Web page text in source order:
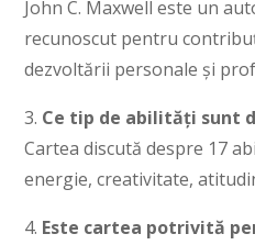
John C. Maxwell este un
recunoscut pentru
dezvoltării personale și
3. Ce tip de abilități sunt
Cartea discută despre 17
energie, creativitate,
4. Este cartea potrivită